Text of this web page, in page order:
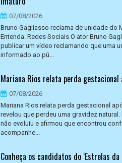
07/08/2026
Bruno Gagliasso reclama de unidade
Entenda. Redes Sociais O ator Bruno
publicar um vídeo reclamando que uma
informado ao pú...
Mariana Rios relata perda
07/08/2026
Mariana Rios relata perda gestacional
revelou que perdeu uma gravidez
não evoluiu e afirmou que encontrou
acompanhe...
Conheça os candidatos do ‘Estrelas da